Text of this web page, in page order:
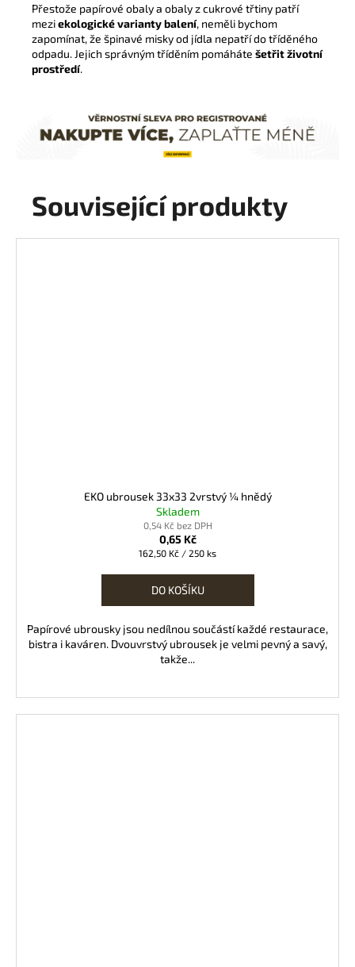
Přestože papírové obaly a obaly z cukrové třtiny patří
meziekologické varianty balení, neměli bychom
zapomínat, že špinavé misky od jídla nepatří do tříděného
odpadu. Jejich správným tříděním pomáháte šetřit životní
prostředí.
Související produkty
EKO ubrousek 33x33 2vrstvý ¼ hnědý
Skladem
0,54 Kč bez DPH
0,65 Kč
Měrná
162,50 Kč / 250 ks
DO KOŠÍKU
Papírové ubrousky jsou nedílnou součástí každé restaurace,
bistra i kaváren. Dvouvrstvý ubrousek je velmi pevný a savý,
takže...